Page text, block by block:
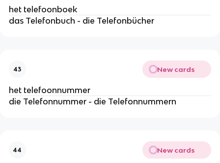
het telefoonboek
das Telefonbuch - die Telefonbücher
43 New cards
het telefoonnummer
die Telefonnummer - die Telefonnummern
44 New cards